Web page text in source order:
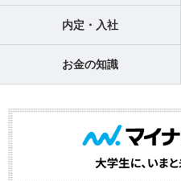
内定・入社
お金の知識